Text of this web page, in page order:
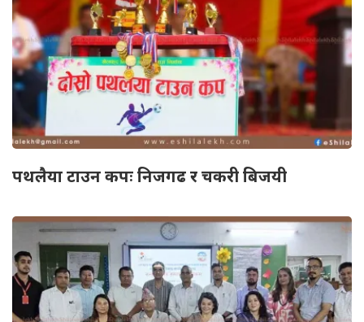
पथलैया टाउन कपः निजगढ र चकरी बिजयी